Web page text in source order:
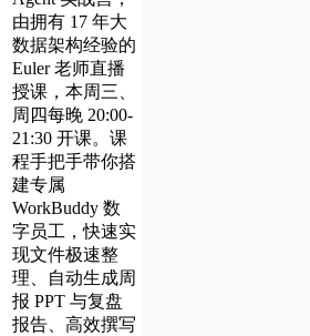
由拥有 17 年大
数据架构经验的
Euler 老师直播
授课，本周三、
周四每晚 20:00-
21:30 开课。课
程手把手带你搭
建专属
WorkBuddy 数
字员工，快速实
现文件极速整
理、自动生成周
报 PPT 与复盘
报告、高效撰写